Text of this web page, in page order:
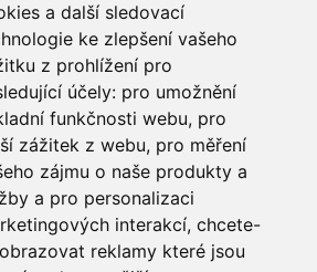
a další sledovací
ke zlepšení vašeho
z prohlížení pro
účely: pro umožnění
funkčnosti webu, pro
zážitek z webu, pro měření
zájmu o naše produkty a
a pro personalizaci
interakcí, chcete-
reklamy které jsou